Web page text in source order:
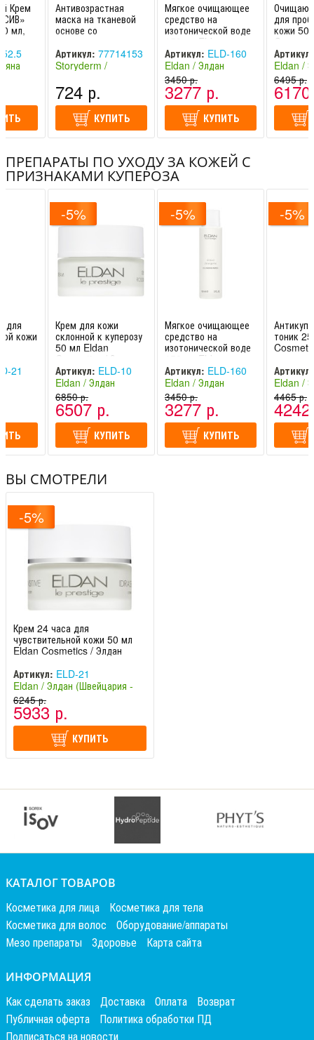
Крем
мл,
Антивозрастная
маска на тканевой
основе со
клетками 25 мл
E.G.F Advanced
Cell Mas
Артикул: 77714153
Storyderm /
Корея)
724 р.
КУПИТЬ
Мягкое очищающее
средство на
изотонической воде
150 мл Eldan
Cosmetics / Элдан
Артикул: ELD-160
Eldan / Элдан
(Швейцария -
Италия)
3450 р.
3277 р.
КУПИТЬ
для
кожи 50
Артикул:
Eldan /
Италия)
6495 р.
ПРЕПАРАТЫ ПО УХОДУ ЗА КОЖЕЙ С
ПРИЗНАКАМИ КУПЕРОЗА
для
кожи
21
-5%
Крем для кожи
склонной к куперозу
50 мл Eldan
Cosmetics / Элдан
Артикул: ELD-10
Eldan / Элдан
(Швейцария -
Италия)
6850 р.
6507 р.
КУПИТЬ
-5%
Мягкое очищающее
средство на
изотонической воде
150 мл Eldan
Cosmetics / Элдан
Артикул: ELD-160
Eldan / Элдан
(Швейцария -
Италия)
3450 р.
3277 р.
КУПИТЬ
-5%
тоник
Артикул:
Eldan /
Италия)
4465 р.
ВЫ СМОТРЕЛИ
-5%
Крем 24 часа для
чувствительной кожи 50 мл
Eldan Cosmetics / Элдан
Артикул: ELD-21
Eldan / Элдан (Швейцария -
Италия)
6245 р.
5933 р.
КУПИТЬ
КАТАЛОГ ТОВАРОВ
Косметика для лица
Косметика для тела
Косметика для волос
Оборудование/аппараты
Мезо препараты
Здоровье Карта сайта
ИНФОРМАЦИЯ
Как сделать заказ Доставка Оплата
Возврат
Публичная оферта
Политика обработки ПД
Подписаться на новости